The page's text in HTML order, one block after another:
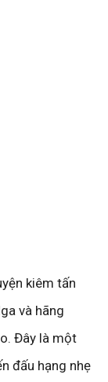
kiêm tấn
và hãng
Đây là một
đấu hạng nhẹ